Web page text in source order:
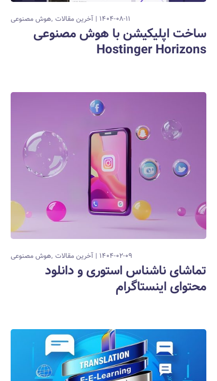
۱۴۰۴-۰۸-۱۱ آخرین مقالات هوش مصنوعی
ساخت اپلیکیشن با هوش مصنوعی
Hostinger Horizons
۱۴۰۴-۰۲-۰۹ آخرین مقالات هوش مصنوعی
تماشای ناشناس استوری و دانلود
محتوای اینستاگرام